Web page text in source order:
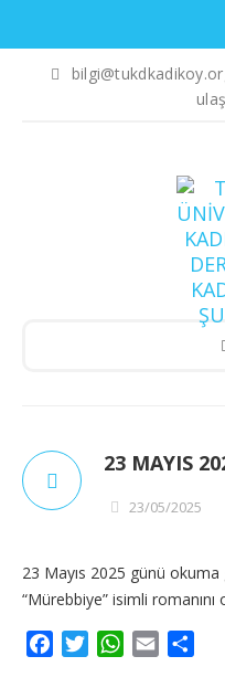
23 MAYIS
23/05/2025
23 Mayıs 2025 günü okuma
“Mürebbiye” isimli
FacebookTwitterWhatsApp
Email